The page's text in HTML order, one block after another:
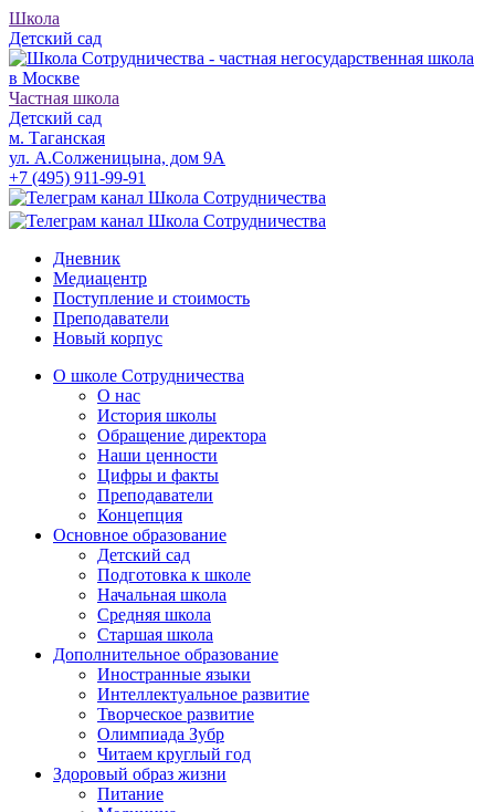
Школа
Детский сад
Частная школа
Детский сад
м. Таганская
ул. А.Солженицына, дом 9А
+7 (495) 911-99-91
Дневник
Медиацентр
Поступление и стоимость
Преподаватели
Новый корпус
О школе Сотрудничества
О нас
История школы
Обращение директора
Наши ценности
Цифры и факты
Преподаватели
Концепция
Основное образование
Детский сад
Подготовка к школе
Начальная школа
Средняя школа
Старшая школа
Дополнительное образование
Иностранные языки
Интеллектуальное развитие
Творческое развитие
Олимпиада Зубр
Читаем круглый год
Здоровый образ жизни
Питание